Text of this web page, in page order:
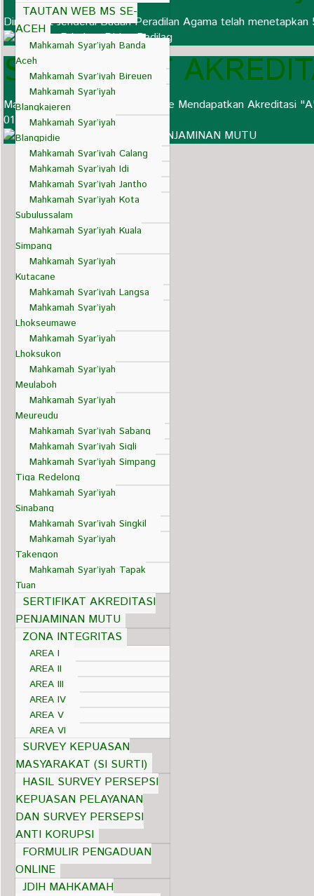
Direktorat Jenderal Badan Peradilan Agama telah
SERTIFIKAT
Mahkamah Syar'iyah Suka Makmue Mendapatkan Akreditasi
013/DjA/SERT/1/2021
TAUTAN WEB MS SE-
ACEH
Mahkamah Syar’iyah Banda
Aceh
Mahkamah Syar’iyah Bireuen
Mahkamah Syar’iyah
Blangkajeren
Mahkamah Syar’iyah
Blangpidie
Mahkamah Syar’iyah Calang
Mahkamah Syar’iyah Idi
Mahkamah Syar’iyah Jantho
Mahkamah Syar’iyah Kota
Subulussalam
Mahkamah Syar’iyah Kuala
Simpang
Mahkamah Syar’iyah
Kutacane
Mahkamah Syar’iyah Langsa
Mahkamah Syar’iyah
Lhokseumawe
Mahkamah Syar’iyah
Lhoksukon
Mahkamah Syar’iyah
Meulaboh
Mahkamah Syar’iyah
Meureudu
Mahkamah Syar’iyah Sabang
Mahkamah Syar’iyah Sigli
Mahkamah Syar’iyah Simpang
Tiga Redelong
Mahkamah Syar’iyah
Sinabang
Mahkamah Syar’iyah Singkil
Mahkamah Syar’iyah
Takengon
Mahkamah Syar’iyah Tapak
Tuan
SERTIFIKAT AKREDITASI
PENJAMINAN MUTU
ZONA INTEGRITAS
AREA I
AREA II
AREA III
AREA IV
AREA V
AREA VI
SURVEY KEPUASAN
MASYARAKAT (SI SURTI)
HASIL SURVEY PERSEPSI
KEPUASAN PELAYANAN
DAN SURVEY PERSEPSI
ANTI KORUPSI
FORMULIR PENGADUAN
ONLINE
JDIH MAHKAMAH